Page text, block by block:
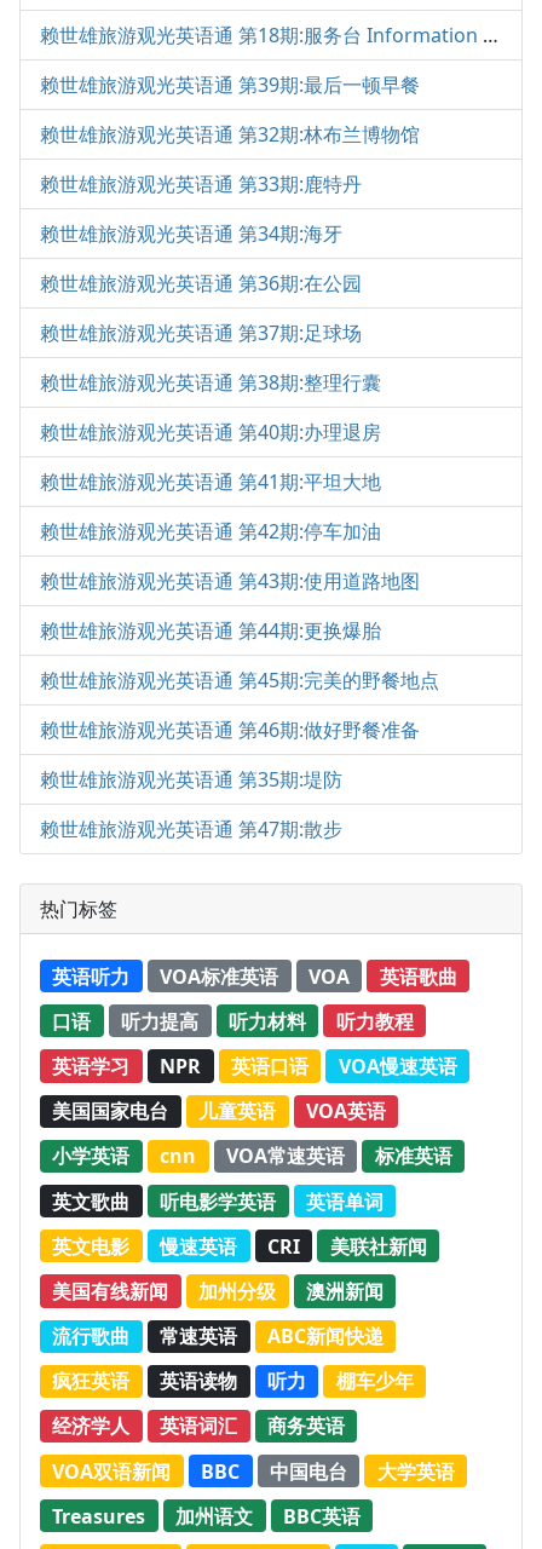
赖世雄旅游观光英语通 第18期:服务台 Information Desk
赖世雄旅游观光英语通 第39期:最后一顿早餐
赖世雄旅游观光英语通 第32期:林布兰博物馆
赖世雄旅游观光英语通 第33期:鹿特丹
赖世雄旅游观光英语通 第34期:海牙
赖世雄旅游观光英语通 第36期:在公园
赖世雄旅游观光英语通 第37期:足球场
赖世雄旅游观光英语通 第38期:整理行囊
赖世雄旅游观光英语通 第40期:办理退房
赖世雄旅游观光英语通 第41期:平坦大地
赖世雄旅游观光英语通 第42期:停车加油
赖世雄旅游观光英语通 第43期:使用道路地图
赖世雄旅游观光英语通 第44期:更换爆胎
赖世雄旅游观光英语通 第45期:完美的野餐地点
赖世雄旅游观光英语通 第46期:做好野餐准备
赖世雄旅游观光英语通 第35期:堤防
赖世雄旅游观光英语通 第47期:散步
热门标签
英语听力 VOA标准英语 VOA
英语歌曲
口语
听力提高 听力材料
听力教程
英语学习
NPR 英语口语
VOA慢速英语
美国国家电台
儿童英语
VOA英语
小学英语
cnn VOA常速英语
标准英语
英文歌曲
听电影学英语
英语单词
英文电影
慢速英语 CRI
美联社新闻
美国有线新闻
加州分级
澳洲新闻
流行歌曲
常速英语
ABC新闻快递
疯狂英语
英语读物 听力
棚车少年
经济学人
英语词汇
商务英语
VOA双语新闻
BBC 中国电台
大学英语
Treasures
加州语文
BBC英语